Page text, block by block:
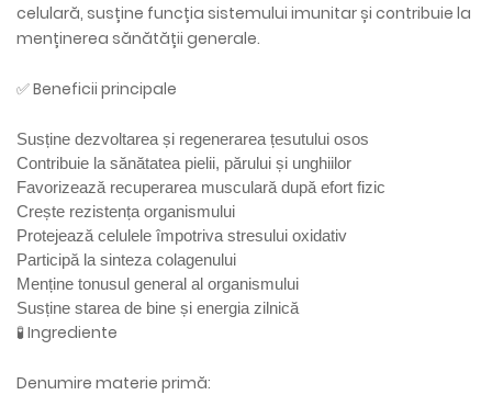
celulară, susține funcția sistemului imunitar și contribuie la
menținerea sănătății generale.
✅ Beneficii principale
Susține dezvoltarea și regenerarea țesutului osos
Contribuie la sănătatea pielii, părului și unghiilor
Favorizează recuperarea musculară după efort fizic
Crește rezistența organismului
Protejează celulele împotriva stresului oxidativ
Participă la sinteza colagenului
Menține tonusul general al organismului
Susține starea de bine și energia zilnică
🧪 Ingrediente
Denumire materie primă: